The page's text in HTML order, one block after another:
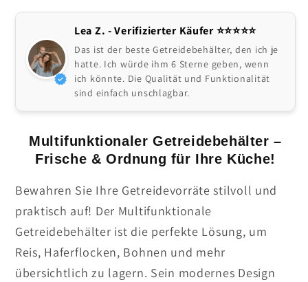
Lea Z. - Verifizierter Käufer ⭐️⭐️⭐️⭐️⭐
Das ist der beste Getreidebehälter, den ich je
hatte. Ich würde ihm 6 Sterne geben, wenn
ich könnte. Die Qualität und Funktionalität
sind einfach unschlagbar.
Multifunktionaler Getreidebehälter –
Frische & Ordnung für Ihre Küche!
Bewahren Sie Ihre Getreidevorräte stilvoll und
praktisch auf! Der Multifunktionale
Getreidebehälter ist die perfekte Lösung, um
Reis, Haferflocken, Bohnen und mehr
übersichtlich zu lagern. Sein modernes Design